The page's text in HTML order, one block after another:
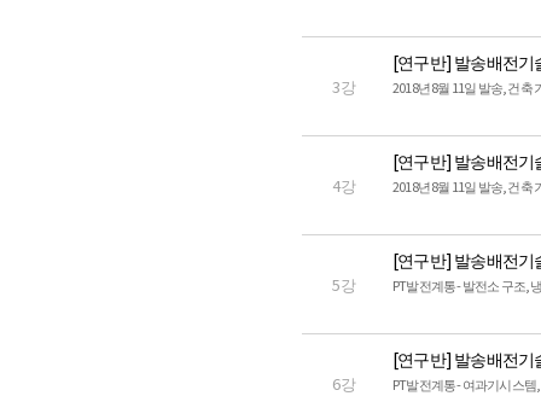
3강
[연구반] 발송배전기
2018년 8월 11일 발송, 건축
4강
[연구반] 발송배전기
2018년 8월 11일 발송, 건축
5강
[연구반] 발송배전기
PT발전계통 - 발전소 구조,
6강
[연구반] 발송배전기
PT발전계통 - 여과기시스